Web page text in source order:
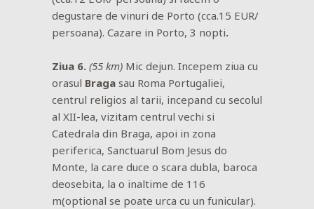
degustare de vinuri de Porto (cca.15 EUR/
persoana). Cazare in Porto, 3 nopti.
Ziua 6. (55 km) Mic dejun. Incepem ziua cu
orasul Braga sau Roma Portugaliei,
centrul religios al tarii, incepand cu secolul
al XII-lea, vizitam centrul vechi si
Catedrala din Braga, apoi in zona
periferica, Sanctuarul Bom Jesus do
Monte, la care duce o scara dubla, baroca
deosebita, la o inaltime de 116
m(optional se poate urca cu un funicular).